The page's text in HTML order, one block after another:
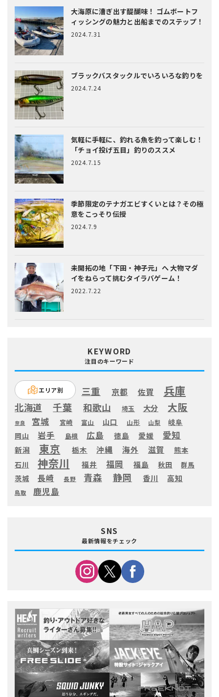
大海原に漕ぎ出す醍醐味！ ゴムボートフ
ィッシングの魅力と出船までのステップ！
2024.7.31
ブラックバスタックルでいろいろな釣りを
2024.7.24
気軽に手軽に、釣れる魚を釣って楽しむ！
「チョイ投げ五目」釣りのススメ
2024.7.15
季節限定のテナガエビすくいとは？ その極
意をこっそり伝授
2024.7.9
未開拓の地「下田・神子元」へ大物マダ
イをねらって挑むタイラバゲーム！
2022.7.22
KEYWORD
注目のキーワード
エリア別 三重 京都 佐賀 兵庫
北海道 千葉 和歌山 埼玉 大分 大阪
奈良 宮城 宮崎 富山 山口 山形 山梨
岐阜
岡山
岩手 島根 広島 徳島 愛媛 愛知
新潟 東京 栃木 沖縄 海外 滋賀
熊本
石川
神奈川 福井 福岡 福島 秋田 群馬
茨城 長崎 長野 青森 静岡 香川 高知
鳥取 鹿児島
SNS
最新情報をチェック